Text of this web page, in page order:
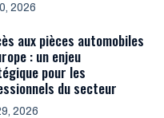
2026
aux pièces automobiles
: un enjeu
pour les
du secteur
2026